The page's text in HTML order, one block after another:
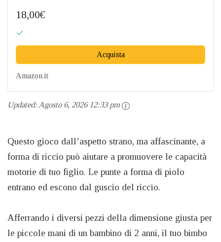
18,00€
Acquista
Amazon.it
Updated:Agosto 6, 2026 12:33 pm
Questo gioco dall’aspetto strano, ma affascinante, a
forma di riccio può aiutare a promuovere le capacità
motorie di tuo figlio. Le punte a forma di piolo
entrano ed escono dal guscio del riccio.
Afferrando i diversi pezzi della dimensione giusta per
le piccole mani di un bambino di 2 anni, il tuo bimbo